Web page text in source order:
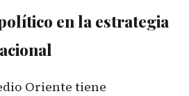
en la estrategia
Oriente tiene